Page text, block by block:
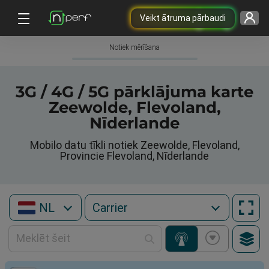
Veikt ātruma pārbaudi
Notiek mērīšana
3G / 4G / 5G pārklājuma karte
Zeewolde, Flevoland,
Nīderlande
Mobilo datu tīkli notiek Zeewolde, Flevoland,
Provincie Flevoland, Nīderlande
NL